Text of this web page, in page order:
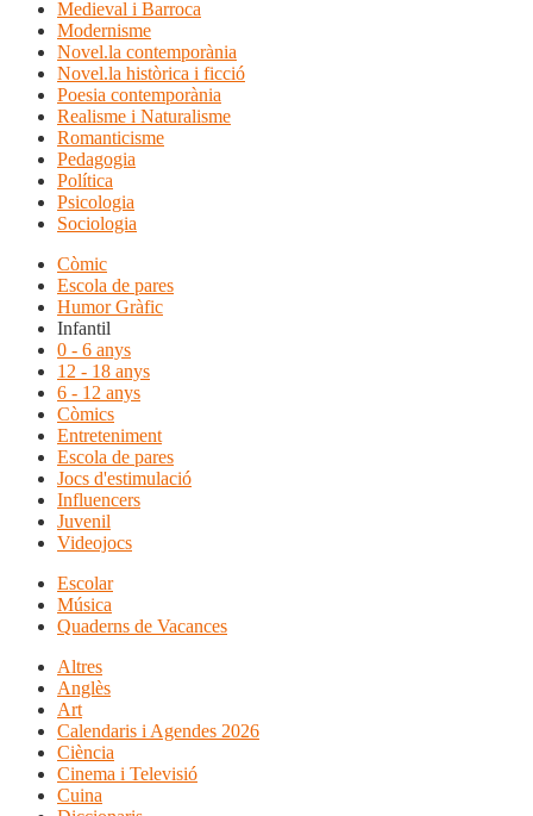
Medieval i Barroca
Modernisme
Novel.la contemporània
Novel.la històrica i ficció
Poesia contemporània
Realisme i Naturalisme
Romanticisme
Pedagogia
Política
Psicologia
Sociologia
Còmic
Escola de pares
Humor Gràfic
Infantil
0 - 6 anys
12 - 18 anys
6 - 12 anys
Còmics
Entreteniment
Escola de pares
Jocs d'estimulació
Influencers
Juvenil
Videojocs
Escolar
Música
Quaderns de Vacances
Altres
Anglès
Art
Calendaris i Agendes 2026
Ciència
Cinema i Televisió
Cuina